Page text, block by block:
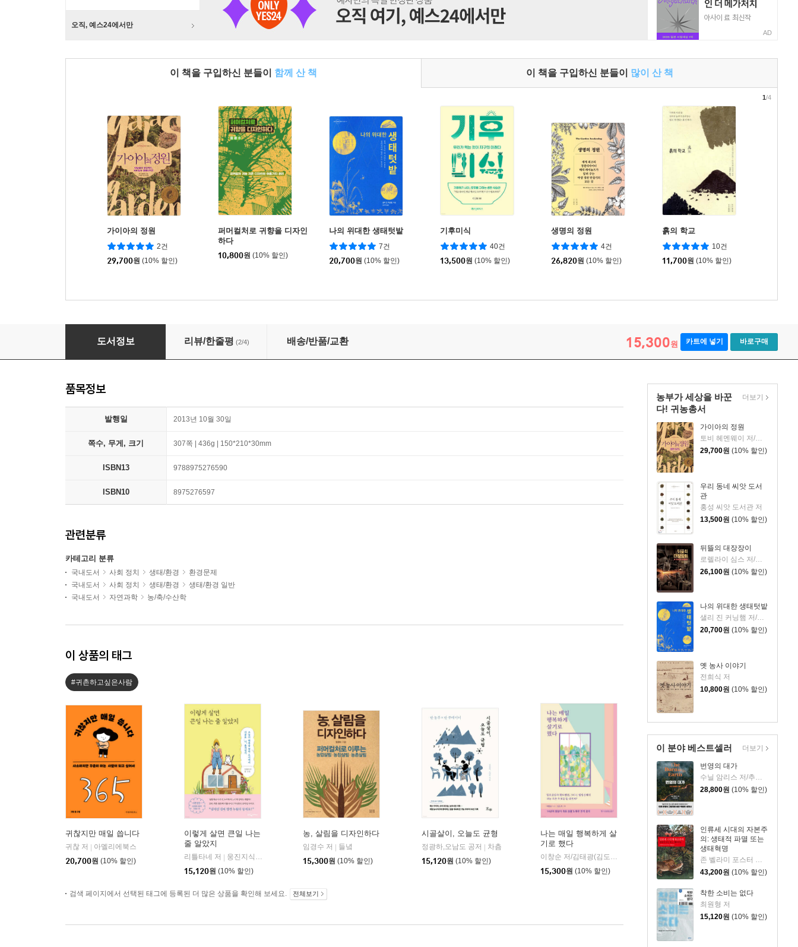
오직, 예스24에서만
AD
이 책을 구입하신 분들이 함께 산 책 이 책을 구입하신 분들이 많이 산 책
가이아의 정원
2건
29,700원 (10% 할인)
퍼머컬처로 귀향을 디자인
하다
10,800원 (10% 할인)
나의 위대한 생태텃밭
7건
20,700원 (10% 할인)
기후미식
40건
13,500원 (10% 할인)
생명의 정원
4건
26,820원 (10% 할인)
흙의 학교
10건
11,700원 (10% 할인)
1/4
농, 살림을 디자인하다
도서정보 리뷰/한줄평 (2/4) 배송/반품/교환 15,300원 카트에 넣기 바로구매
농부가 세상을 바꾼
다! 귀농총서
가이아의 정원
토비 헤멘웨이 저/이해성,이은주 공역
29,700원 (10% 할인)
우리 동네 씨앗 도서
관
홍성 씨앗 도서관 저
13,500원 (10% 할인)
뒤뜰의 대장장이
로렐라이 심스 저/이해성 역
26,100원 (10% 할인)
나의 위대한 생태텃밭
샐리 진 커닝햄 저/김석기 역
20,700원 (10% 할인)
옛 농사 이야기
전희식 저
10,800원 (10% 할인)
더보기
이 분야 베스트셀러
번영의 대가
수닐 암리스 저/추선영 역
28,800원 (10% 할인)
인류세 시대의 자본주
의: 생태적 파멸 또는
생태혁명
존 벨라미 포스터 저/박종일 역
43,200원 (10% 할인)
착한 소비는 없다
최원형 저
15,120원 (10% 할인)
더보기
품목정보
발행일 2013년 10월 30일
쪽수, 무게, 크기 307쪽 | 436g | 150*210*30mm
ISBN13 9788975276590
ISBN10 8975276597
관련분류
카테고리 분류
국내도서 사회 정치 생태/환경
환경문제
국내도서
사회 정치 생태/환경
생태/환경 일반
국내도서
자연과학 농/축/수산학
이 상품의 태그
#귀촌하고싶은사람
귀찮지만 매일 씁니다
귀찮 저
아멜리에북스
20,700원 (10% 할인)
이렇게 살면 큰일 나는
줄 알았지
리틀타네 저
웅진지식하우스
15,120원 (10% 할인)
농, 살림을 디자인하다
임경수 저
들녘
15,300원 (10% 할인)
시골살이, 오늘도 균형
정광하,오남도 공저
차츰
15,120원 (10% 할인)
나는 매일 행복하게 살
기로 했다
이창순 저/김태광(김도사) 기획
한국경제신문i
15,300원 (10% 할인)
검색 페이지에서 선택된 태그에 등록된 더 많은 상품을 확인해 보세요. 전체보기